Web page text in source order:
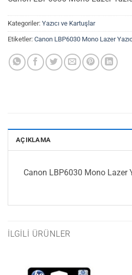
Kategoriler: Yazıcı ve Kartuşlar
Etiketler: Canon LBP6030 Mono Lazer
AÇIKLAMA
Canon LBP6030 Mono Lazer
İLGILI ÜRÜNLER